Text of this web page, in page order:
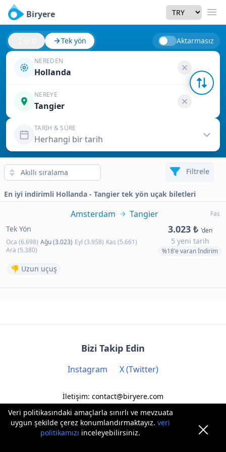
Veri politikasındaki amaçlarla sınırlı ve mevzuata
uygun şekilde çerez konumlandırmaktayız.veri
politikamızı inceleyebilirsiniz.
Biryere Currency
Tek yön Aktarmasız
NEREDEN
Hollanda
NEREYE
Tangier
TARIH & SÜRE
Herhangi bir tarih
Filtrele
En iyi indirimli Hollanda - Tangier tek yön uçak biletleri
Fas
Amsterdam Tangier
Tek Yön
Oca (6.698) Ağu (3.023) Eyl (3.958) Kas (5.661)
Ara (5.380)
3.023 ₺ 'den
5 yeni tarih
%18'e varan İndirim
👎 Uzun uçuş
Bizi Takip Edin
Instagram X (Twitter)
İletişim: contact@biryere.com